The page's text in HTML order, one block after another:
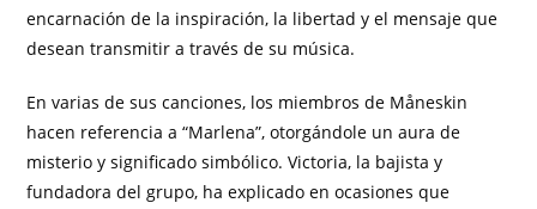
encarnación de la inspiración, la libertad y el mensaje que
desean transmitir a través de su música.
En varias de sus canciones, los miembros de Måneskin
hacen referencia a “Marlena”, otorgándole un aura de
misterio y significado simbólico. Victoria, la bajista y
fundadora del grupo, ha explicado en ocasiones que